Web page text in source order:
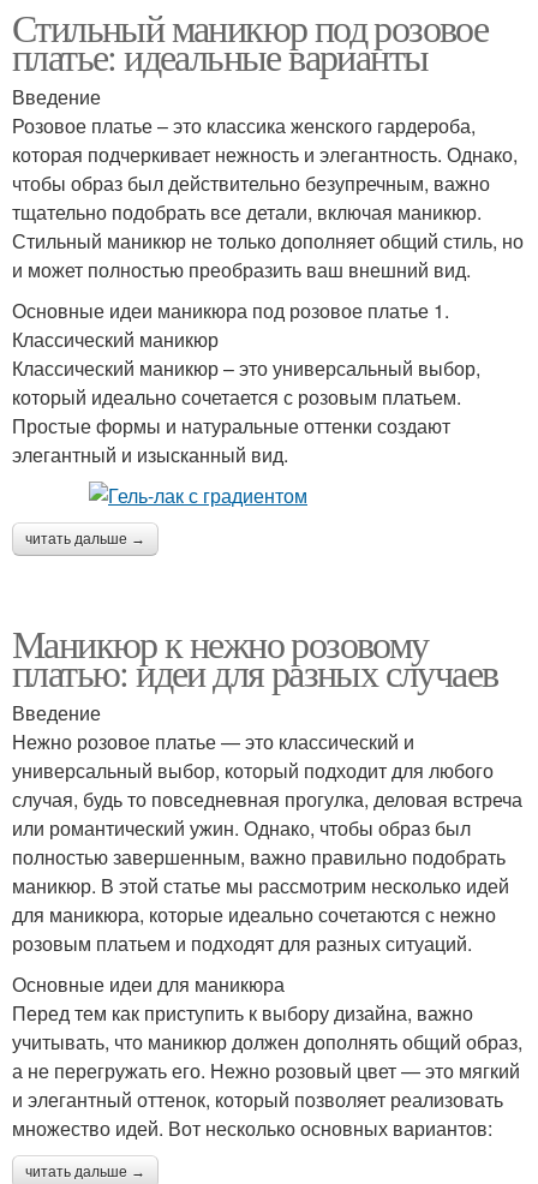
Стильный маникюр под розовое
платье: идеальные варианты
Введение
Розовое платье – это классика женского гардероба,
которая подчеркивает нежность и элегантность. Однако,
чтобы образ был действительно безупречным, важно
тщательно подобрать все детали, включая маникюр.
Стильный маникюр не только дополняет общий стиль, но
и может полностью преобразить ваш внешний вид.
Основные идеи маникюра под розовое платье 1.
Классический маникюр
Классический маникюр – это универсальный выбор,
который идеально сочетается с розовым платьем.
Простые формы и натуральные оттенки создают
элегантный и изысканный вид.
читать дальше →
Маникюр к нежно розовому
платью: идеи для разных случаев
Введение
Нежно розовое платье — это классический и
универсальный выбор, который подходит для любого
случая, будь то повседневная прогулка, деловая встреча
или романтический ужин. Однако, чтобы образ был
полностью завершенным, важно правильно подобрать
маникюр. В этой статье мы рассмотрим несколько идей
для маникюра, которые идеально сочетаются с нежно
розовым платьем и подходят для разных ситуаций.
Основные идеи для маникюра
Перед тем как приступить к выбору дизайна, важно
учитывать, что маникюр должен дополнять общий образ,
а не перегружать его. Нежно розовый цвет — это мягкий
и элегантный оттенок, который позволяет реализовать
множество идей. Вот несколько основных вариантов:
читать дальше →